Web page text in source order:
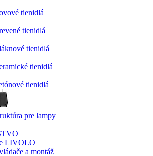
tienidlá
tienidlá
tienidlá
tienidlá
tienidlá
pre lampy
LIVOLO
a montáž